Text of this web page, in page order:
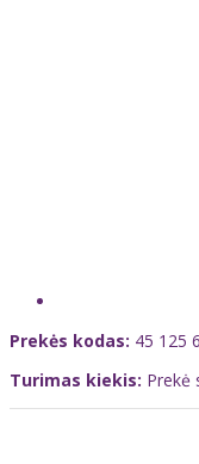
Prekės kodas: 45 125
Turimas kiekis: Prekė